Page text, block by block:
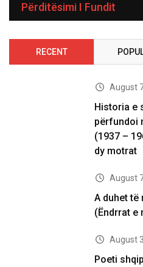
Përditësimi I Fundit
RECENT
August
Historia e
përfundoi
(1937 –
dy motrat
August
A duhet të
(Ëndrrat e
August
Poeti